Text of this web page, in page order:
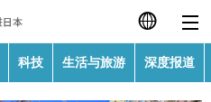
日本語
科技 生活与旅游 深度报道